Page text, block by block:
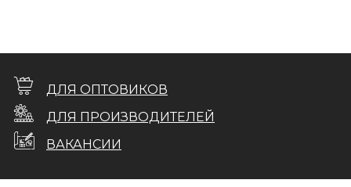
ДЛЯ ОПТОВИКОВ
ДЛЯ ПРОИЗВОДИТЕЛЕЙ
ВАКАНСИИ